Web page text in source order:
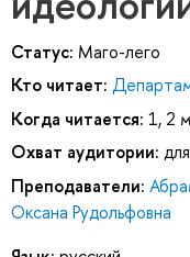
Статус: Маго-лего
Кто читает:
Когда читается: 1, 2
Охват аудитории:
Преподаватели:
Оксана Рудольфовна